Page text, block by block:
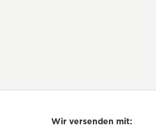
Wir versenden mit: